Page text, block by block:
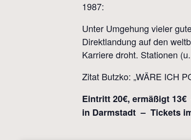
1987:
Unter Umgehung vieler
Direktlandung auf den
Karriere droht. Stationen
Zitat Butzko: „WÄRE ICH
Eintritt 20€, ermäßigt
in Darmstadt – Tickets